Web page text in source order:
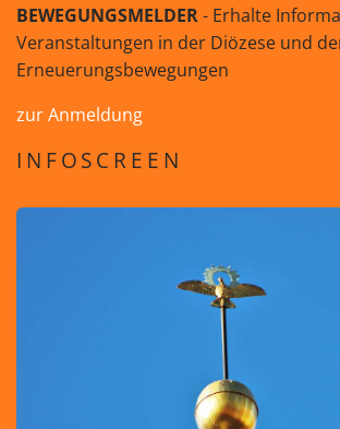
BEWEGUNGSMELDER- Erhalte
Veranstaltungen in der Diözese und
Erneuerungsbewegungen
zur Anmeldung
INFOSCREEN